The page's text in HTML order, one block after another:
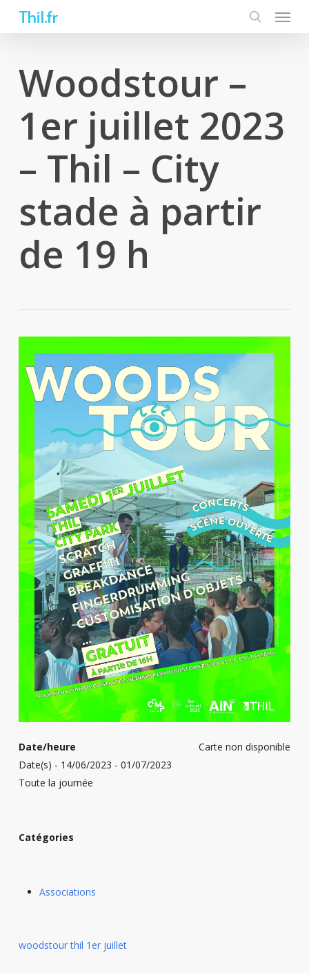
Thil.fr
Woodstour –
1er juillet 2023
– Thil – City
stade à partir
de 19 h
Carte non disponible
Date/heure
Date(s) - 14/06/2023 - 01/07/2023
Toute la journée
Catégories
Associations
woodstour thil 1er juillet